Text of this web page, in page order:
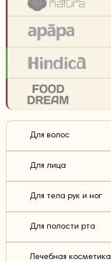
Для волос
Для лица
Для тела рук и ног
Для полости рта
Лечебная косметика